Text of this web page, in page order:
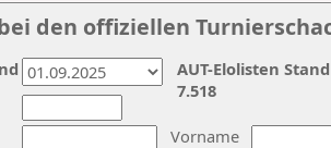
den offiziellen
Vorname
AUT-Elolisten
7.518